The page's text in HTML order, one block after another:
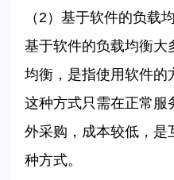
（2）基于软件的负载
基于软件的负载均衡大
均衡，是指使用软件的
这种方式只需在正常服
外采购，成本较低，是
种方式。